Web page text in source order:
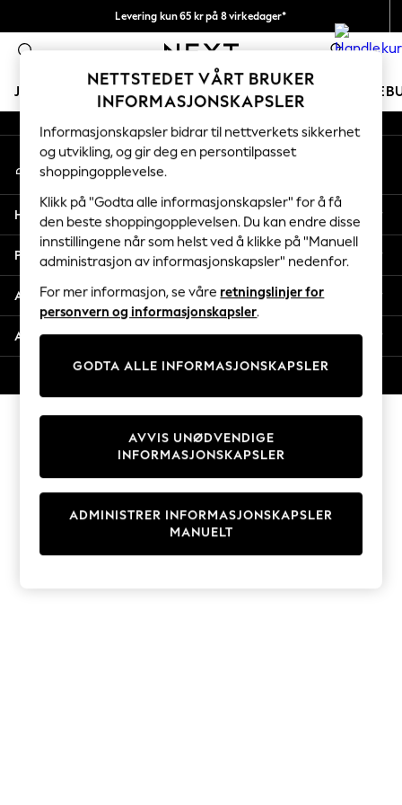
Levering kun 65 kr på 8 virkedager*
Vi betaler alle tollavgifter 0
JENTER GUTTER BABY KVINNER MENN
GIRLS
New In
50 - 92cm
98 - 110cm
116 - 134cm
140 - 174cm
Trending: Top & Short Sets
Trending: Clogs
Toy Story
THE SET
Coats & Jackets
Sweatshirts & Hoodies
Knitwear
Cardigans
Dresses
Sets & Outfits
T-Shirts
An error occurred on client
Våre sosiale nettverk
Min konto
Logg inn på kontoen din
Hjelp
Personvern & Juridisk
Avdelinger
Andre tjenester
NETTSTEDET VÅRT BRUKER
INFORMASJONSKAPSLER
Informasjonskapsler bidrar til nettverkets sikkerhet
og utvikling, og gir deg en persontilpasset
shoppingopplevelse.
Klikk på "Godta alle informasjonskapsler" for å få
den beste shoppingopplevelsen. Du kan endre disse
innstillingene når som helst ved å klikke på "Manuell
administrasjon av informasjonskapsler" nedenfor.
For mer informasjon, se våre retningslinjer for
personvern og informasjonskapsler.
GODTA ALLE INFORMASJONSKAPSLER
ADMINISTRER INFORMASJONSKAPSLER
MANUELT
AVVIS UNØDVENDIGE
INFORMASJONSKAPSLER